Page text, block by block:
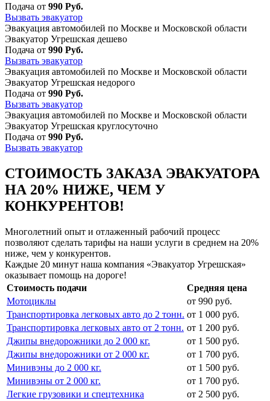
Подача от 990 Руб.
Вызвать эвакуатор
Эвакуация автомобилей по Москве и Московской области
Эвакуатор Угрешская дешево
Подача от 990 Руб.
Вызвать эвакуатор
Эвакуация автомобилей по Москве и Московской области
Эвакуатор Угрешская недорого
Подача от 990 Руб.
Вызвать эвакуатор
Эвакуация автомобилей по Москве и Московской области
Эвакуатор Угрешская круглосуточно
Подача от 990 Руб.
Вызвать эвакуатор
СТОИМОСТЬ ЗАКАЗА ЭВАКУАТОРА
НА 20% НИЖЕ, ЧЕМ У
КОНКУРЕНТОВ!
Многолетний опыт и отлаженный рабочий процесс
позволяют сделать тарифы на наши услуги в среднем на 20%
ниже, чем у конкурентов.
Каждые 20 минут наша компания «Эвакуатор Угрешская»
оказывает помощь на дороге!
Стоимость подачи
Средняя цена
Мотоциклы
от 990 руб.
Транспортировка легковых авто до 2 тонн. от 1 000 руб.
Транспортировка легковых авто от 2 тонн. от 1 200 руб.
Джипы внедорожники до 2 000 кг.
от 1 500 руб.
Джипы внедорожники от 2 000 кг.
от 1 700 руб.
Минивэны до 2 000 кг.
от 1 500 руб.
Минивэны от 2 000 кг.
от 1 700 руб.
Легкие грузовики и спецтехника
от 2 500 руб.